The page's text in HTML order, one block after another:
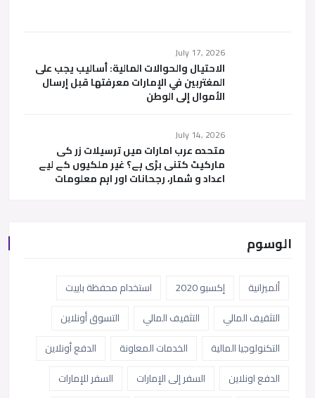
July 17, 2026
الاحتيال والحوالات المالية: أساليب يجب على
المغتربين في الإمارات معرفتها قبل إرسال
الأموال إلى الوطن
July 14, 2026
متحدہ عرب امارات میں ترسیلات زر کی
مارکیٹ کتنی بڑی ہے؟ غیر ملکیوں کے لیے
اعداد و شمار، رجحانات اور اہم معلومات
الوسوم
ألميزانية إكسبو 2020
استخدام محفظة باييت
التثقيف المالي
التثقيف المالي
التسوق أونلاين
التكنولوجيا المالية
الخدمات المعاونة
الدفع أونلاين
الدفع اونلاين
السفر إلى الإمارات
السفر للإمارات